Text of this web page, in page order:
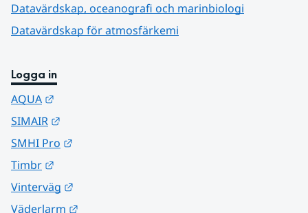
Datavärdskap, oceanografi och marinbiologi
Datavärdskap för atmosfärkemi
Logga in
AQUA
SIMAIR
SMHI Pro
Timbr
Vinterväg
Väderlarm